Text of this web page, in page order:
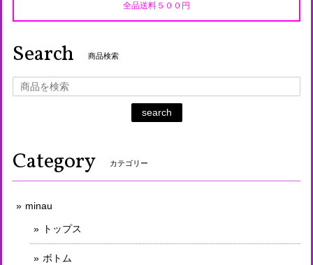
全品送料５００円
Search 商品検索
search
Category カテゴリー
minau
トップス
ボトム